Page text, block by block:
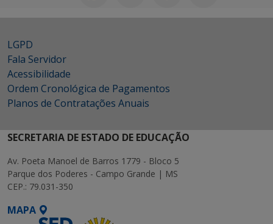
LGPD
Fala Servidor
Acessibilidade
Ordem Cronológica de Pagamentos
Planos de Contratações Anuais
SECRETARIA DE ESTADO DE EDUCAÇÃO
Av. Poeta Manoel de Barros 1779 - Bloco 5
Parque dos Poderes - Campo Grande | MS
CEP.: 79.031-350
MAPA